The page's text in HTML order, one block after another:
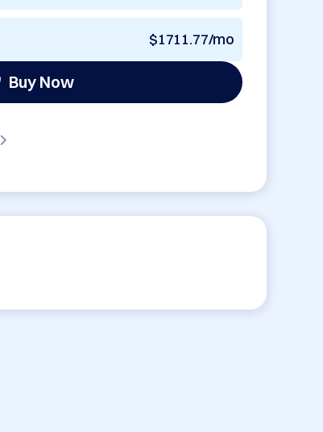
$1711.77/mo
Buy Now